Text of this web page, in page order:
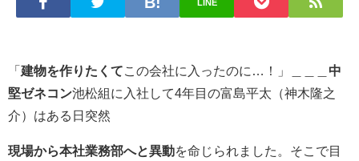
LINE
「 建物を作りたくて この会社に入ったのに…！」＿＿＿ 中
堅ゼネコン池松組に入社して4年目の富島平太（神木隆之
介）はある日突然
現場から本社業務部へと異動を命じられました。そこで目